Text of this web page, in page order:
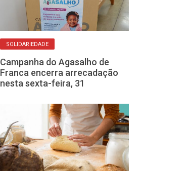
SOLIDARIEDADE
Campanha do Agasalho de
Franca encerra arrecadação
nesta sexta-feira, 31